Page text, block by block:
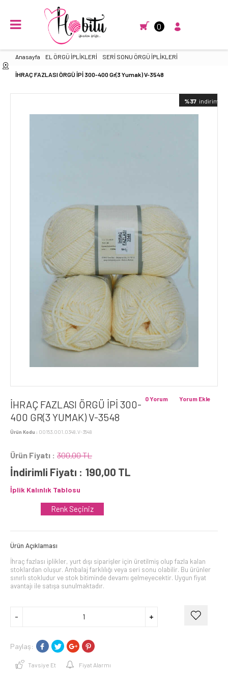
0
Anasayfa EL ÖRGÜ İPLİKLERİ SERİ SONU ÖRGÜ İPLİKLERİ
İHRAÇ FAZLASI ÖRGÜ İPİ 300-400 Gr(3 Yumak) V-3548
%37 indirimli
İHRAÇ FAZLASI ÖRGÜ İPİ 300-
400 GR(3 YUMAK) V-3548
Ürün Kodu : 00153.001.0348.V-3548
Yorum Ekle
0 Yorum
Ürün Fiyatı : 300,00 TL
İndirimli Fiyatı : 190,00 TL
İplik Kalınlık Tablosu
Renk Seçiniz
Ürün Açıklaması
İhraç fazlası iplikler, yurt dışı siparişler için üretilmiş olup fazla kalan
stoklardan oluşur. Ambalaj farklılığı veya seri sonu olabilir. Bu ürünler
sınırlı stokludur ve stok bitiminde devamı gelmeyecektir. Uygun fiyat
avantajı ile satışa sunulmaktadır.
Paylaş:
Tavsiye Et Fiyat Alarmı